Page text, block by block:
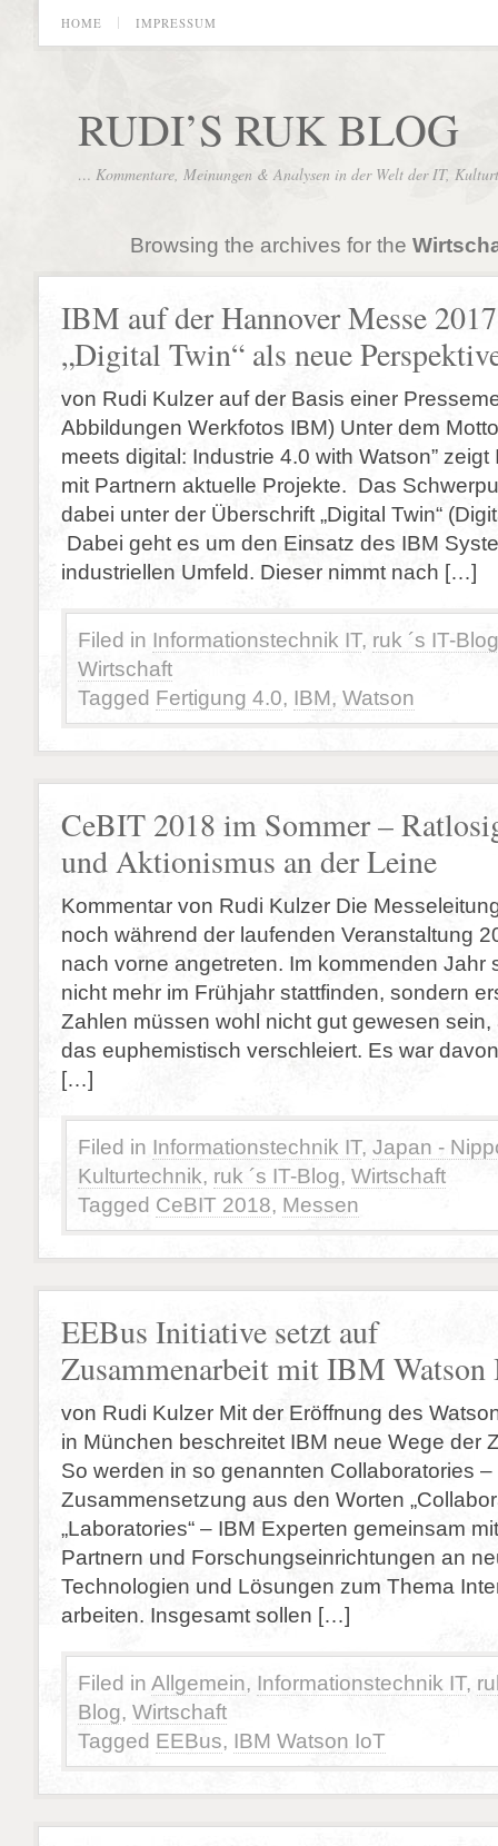
HOME IMPRESSUM
RUDI’S RUK BLOG
… Kommentare, Meinungen & Analysen in der Welt der IT,
Browsing the archives for the
IBM auf der Hannover Messe
„Digital Twin“ als neue
von Rudi Kulzer auf der Basis einer
Abbildungen Werkfotos IBM) Unter dem
meets digital: Industrie 4.0 with Watson”
mit Partnern aktuelle Projekte. Das
dabei unter der Überschrift „Digital Twin“
Dabei geht es um den Einsatz des IBM
industriellen Umfeld. Dieser nimmt nach […]
Filed in Informationstechnik IT, ruk ´s IT-Blog
Wirtschaft
Tagged Fertigung 4.0, IBM, Watson
CeBIT 2018 im Sommer –
und Aktionismus an der Leine
Kommentar von Rudi Kulzer Die
noch während der laufenden Veranstaltung
nach vorne angetreten. Im kommenden Jahr
nicht mehr im Frühjahr stattfinden, sondern
Zahlen müssen wohl nicht gut gewesen
das euphemistisch verschleiert. Es war
[…]
Filed in Informationstechnik IT, Japan -
Kulturtechnik, ruk ´s IT-Blog, Wirtschaft
Tagged CeBIT 2018, Messen
EEBus Initiative setzt auf
Zusammenarbeit mit IBM Watson
von Rudi Kulzer Mit der Eröffnung des
in München beschreitet IBM neue Wege der
So werden in so genannten Collaboratories –
Zusammensetzung aus den Worten
„Laboratories“ – IBM Experten gemeinsam
Partnern und Forschungseinrichtungen an
Technologien und Lösungen zum Thema
arbeiten. Insgesamt sollen […]
Filed in Allgemein, Informationstechnik IT,
Blog, Wirtschaft
Tagged EEBus, IBM Watson IoT